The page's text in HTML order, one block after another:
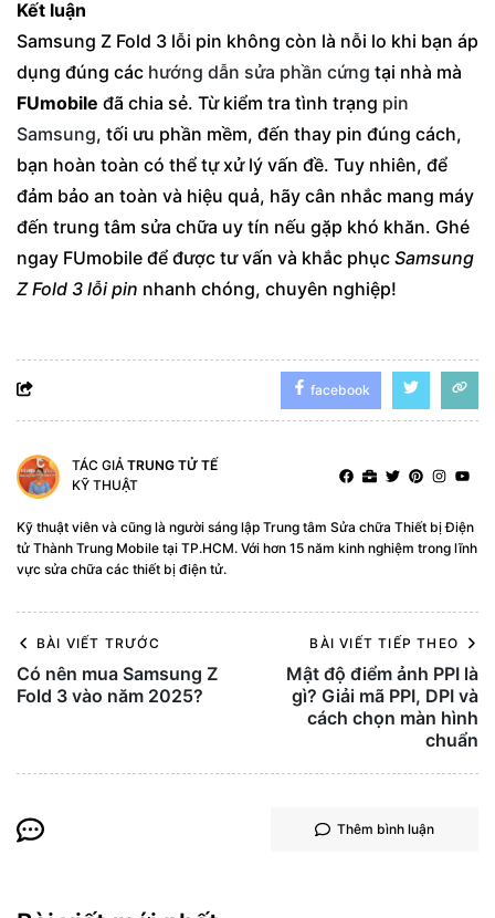
Kết luận
Samsung Z Fold 3 lỗi pin không còn là nỗi lo khi bạn áp
dụng đúng các hướng dẫn sửa phần cứng tại nhà mà
FUmobile đã chia sẻ. Từ kiểm tra tình trạng pin
Samsung, tối ưu phần mềm, đến thay pin đúng cách,
bạn hoàn toàn có thể tự xử lý vấn đề. Tuy nhiên, để
đảm bảo an toàn và hiệu quả, hãy cân nhắc mang máy
đến trung tâm sửa chữa uy tín nếu gặp khó khăn. Ghé
ngay FUmobile để được tư vấn và khắc phục Samsung
Z Fold 3 lỗi pin nhanh chóng, chuyên nghiệp!
facebook
TÁC GIẢ TRUNG TỬ TẾ
KỸ THUẬT
Kỹ thuật viên và cũng là người sáng lập Trung tâm Sửa chữa Thiết bị Điện
tử Thành Trung Mobile tại TP.HCM. Với hơn 15 năm kinh nghiệm trong lĩnh
vực sửa chữa các thiết bị điện tử.
BÀI VIẾT TRƯỚC
Có nên mua Samsung Z
Fold 3 vào năm 2025?
BÀI VIẾT TIẾP THEO
Mật độ điểm ảnh PPI là
gì? Giải mã PPI, DPI và
cách chọn màn hình
chuẩn
Thêm bình luận